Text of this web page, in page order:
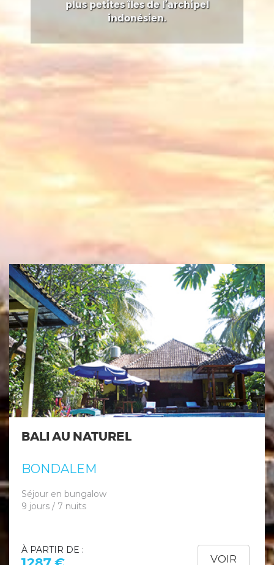
plus petites îles de l’archipel
indonésien.
BALI AU NATUREL
BONDALEM
Séjour en bungalow
9 jours / 7 nuits
À PARTIR DE :
VOIR